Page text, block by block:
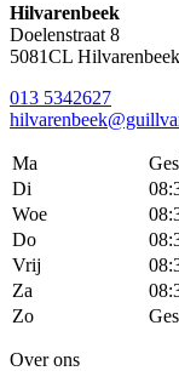
Hilvarenbeek
Doelenstraat 8
5081CL Hilvarenbeek
013 5342627
Ma
Di
Woe
Do
Vrij
Za
Zo
Over ons